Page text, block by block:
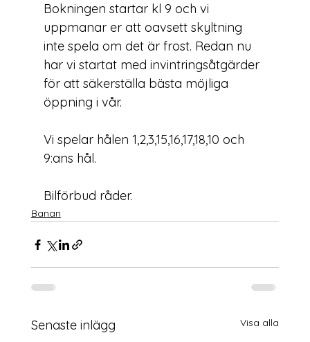
Bokningen startar kl 9 och vi
uppmanar er att oavsett skyltning
inte spela om det är frost. Redan nu
har vi startat med invintringsåtgärder
för att säkerställa bästa möjliga
öppning i vår.
Vi spelar hålen 1,2,3,15,16,17,18,10 och
9:ans hål.
Bilförbud råder.
Banan
Senaste inlägg Visa alla